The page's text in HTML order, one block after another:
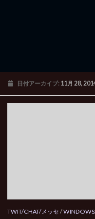
日付アーカイブ: 11月 28,
TWIT/CHAT/メッセ /